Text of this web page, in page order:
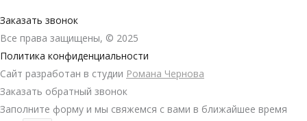
Заказать звонок
Все права защищены, © 2025
Политика конфиденциальности
Сайт разработан в студии Романа Чернова
Заказать обратный звонок
Заполните форму и мы свяжемся с вами в ближайшее время